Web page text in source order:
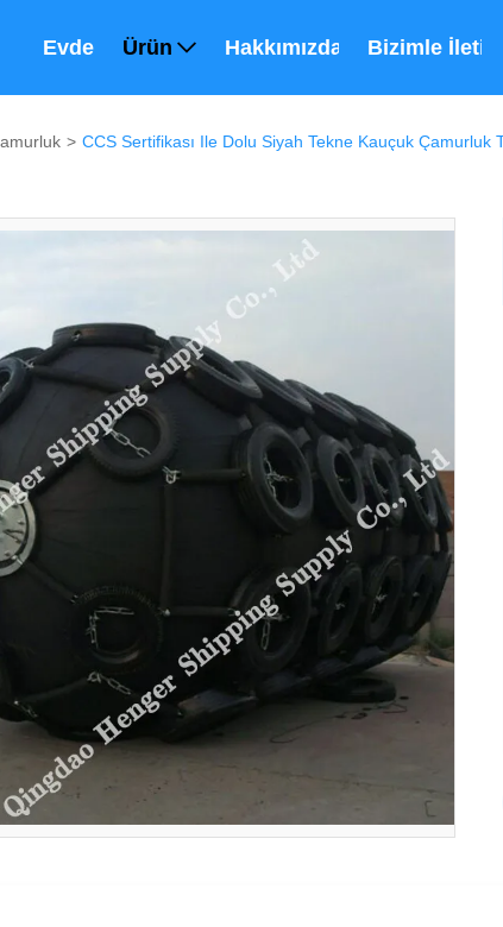
Evde Ürün Hakkımızda Bizimle
> CCS Sertifikası Ile Dolu Siyah Tekne Kauçuk Çamurluk